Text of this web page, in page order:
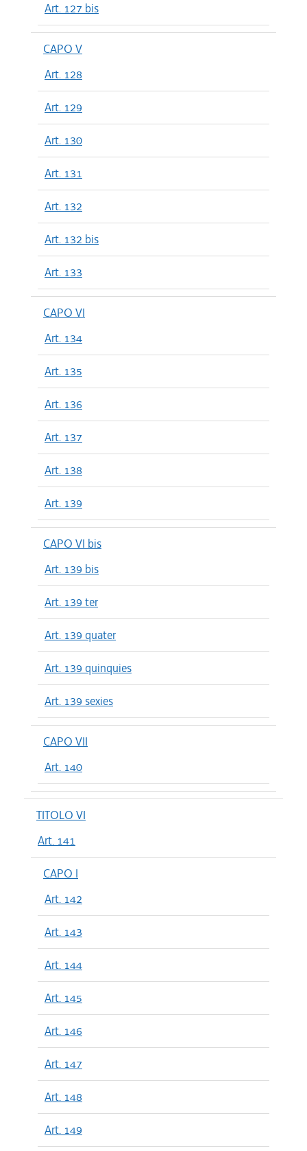
Art. 127 bis
CAPO V
Art. 128
Art. 129
Art. 130
Art. 131
Art. 132
Art. 132 bis
Art. 133
CAPO VI
Art. 134
Art. 135
Art. 136
Art. 137
Art. 138
Art. 139
CAPO VI bis
Art. 139 bis
Art. 139 ter
Art. 139 quater
Art. 139 quinquies
Art. 139 sexies
CAPO VII
Art. 140
TITOLO VI
Art. 141
CAPO I
Art. 142
Art. 143
Art. 144
Art. 145
Art. 146
Art. 147
Art. 148
Art. 149